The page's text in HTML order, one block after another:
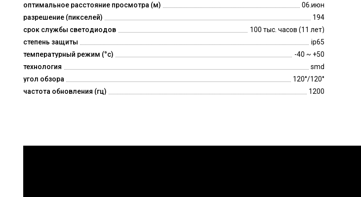
оптимальное расстояние просмотра (м)
06.июн
разрешение (пикселей)
194
срок службы светодиодов
100 тыс. часов (11 лет)
степень защиты
ip65
температурный режим (°c)
-40 ~ +50
технология
smd
угол обзора
120°/120°
частота обновления (гц)
1200